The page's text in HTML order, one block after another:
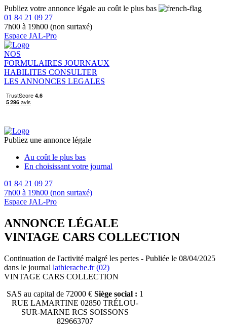
Publiez votre annonce légale au coût le plus bas
01 84 21 09 27
7h00 à 19h00 (non surtaxé)
Espace JAL-Pro
NOS
FORMULAIRES JOURNAUX
HABILITES CONSULTER
LES ANNONCES LEGALES
Publiez une annonce légale
Au coût le plus bas
En choisissant votre journal
01 84 21 09 27
7h00 à 19h00 (non surtaxé)
Espace JAL-Pro
ANNONCE LÉGALE
VINTAGE CARS COLLECTION
Continuation de l'activité malgré les pertes - Publiée le 08/04/2025
dans le journal lathierache.fr (02)
VINTAGE CARS COLLECTION
SAS au capital de 72000 € Siège social : 1
RUE LAMARTINE 02850 TRÉLOU-
SUR-MARNE RCS SOISSONS
829663707